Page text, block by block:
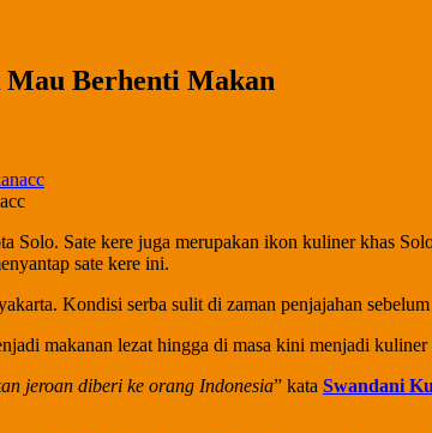
Mau Berhenti Makan
Solo. Sate kere juga merupakan ikon kuliner khas
sate kere ini.
Kondisi serba sulit di zaman penjajahan
makanan lezat hingga di masa kini menjadi kuliner
jeroan diberi ke orang Indonesia” kata Swandani